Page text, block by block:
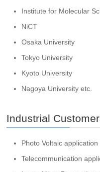
Institute for Molecular
NiCT
Osaka University
Tokyo University
Kyoto University
Nagoya University etc.
Industrial
Photo Voltaic application
Telecommunication